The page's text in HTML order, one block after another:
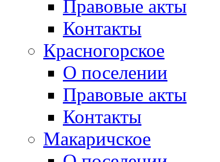
Правовые акты
Контакты
Красногорское
О поселении
Правовые акты
Контакты
Макаричское